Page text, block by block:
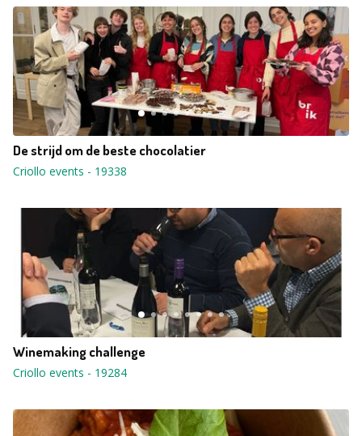
De strijd om de beste chocolatier
Criollo events - 19338
Winemaking challenge
Criollo events - 19284